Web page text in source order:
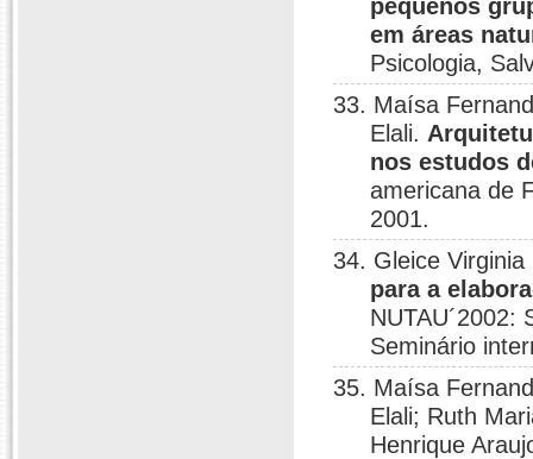
pequenos
em áreas
Psicologia,
33. Maísa
Elali.
nos estudos
americana de
2001.
34. Gleice
para a
NUTAU´2002:
Seminário
35. Maísa
Elali; Ruth
Henrique